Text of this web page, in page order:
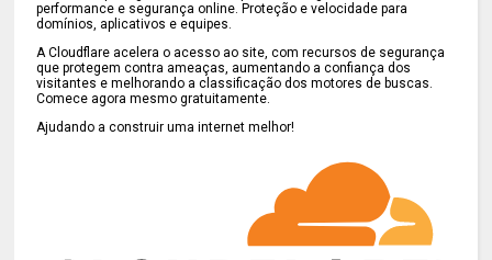
performance e segurança online. Proteção e velocidade para
domínios, aplicativos e equipes.
A Cloudflare acelera o acesso ao site, com recursos de segurança
que protegem contra ameaças, aumentando a confiança dos
visitantes e melhorando a classificação dos motores de buscas.
Comece agora mesmo gratuitamente.
Ajudando a construir uma internet melhor!